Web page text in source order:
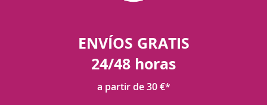
ENVÍOS GRATIS
24/48 horas
a partir de 30 €*